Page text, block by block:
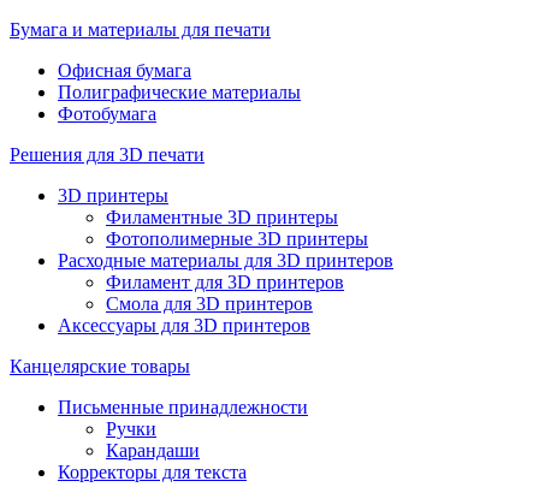
Бумага и материалы для печати
Офисная бумага
Полиграфические материалы
Фотобумага
Решения для 3D печати
3D принтеры
Филаментные 3D принтеры
Фотополимерные 3D принтеры
Расходные материалы для 3D принтеров
Филамент для 3D принтеров
Смола для 3D принтеров
Аксессуары для 3D принтеров
Канцелярские товары
Письменные принадлежности
Ручки
Карандаши
Корректоры для текста